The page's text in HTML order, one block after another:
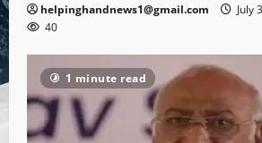
helpinghandnews1@gmail.com July
40
1 minute read